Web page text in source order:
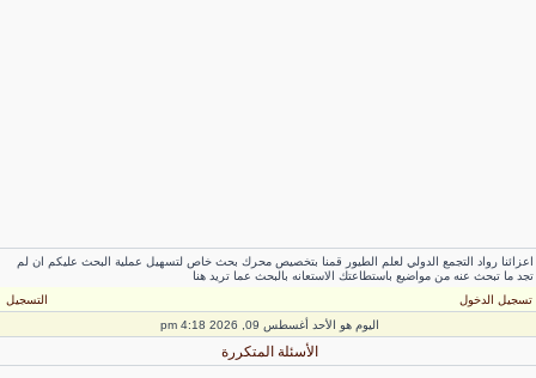
رواد التجمع الدولي لعلم الطيور قمنا بتخصيص محرك بحث خاص لتسهيل عملية البحث عليكم ان لم
ما تبحث عنه من مواضيع باستطاعتك الاستعانه بالبحث عما تريد هنا
الدخول
التسجيل
اليوم هو الأحد أغسطس 09, 2026 4:18 pm
الأسئلة المتكررة